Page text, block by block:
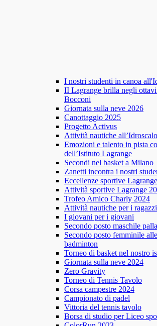
I nostri studenti in canoa
II Lagrange brilla negli
Bocconi
Giornata sulla neve 2026
Canottaggio 2025
Progetto Activus
Attività nautiche all’Idroscalo
Emozioni e talento in pista
dell’Istituto Lagrange
Secondi nel basket a Milano
Zanetti incontra i nostri
Eccellenze sportive
Attività sportive Lagrange
Trofeo Amico Charly 2024
Attività nautiche per i
I giovani per i giovani
Secondo posto maschile
Secondo posto femminile
badminton
Torneo di basket nel nostro
Giornata sulla neve 2024
Zero Gravity
Torneo di Tennis Tavolo
Corsa campestre 2024
Campionato di padel
Vittoria del tennis tavolo
Borsa di studio per Liceo